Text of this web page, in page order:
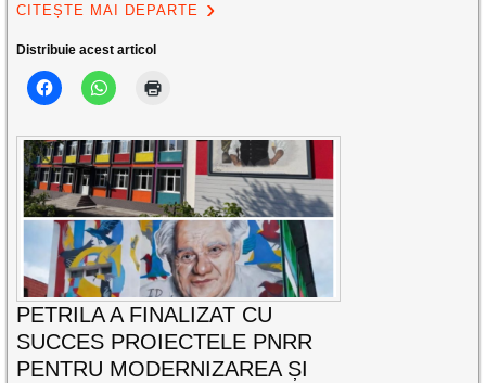
CITEȘTE MAI DEPARTE
Distribuie acest articol
PETRILA A FINALIZAT CU
SUCCES PROIECTELE PNRR
PENTRU MODERNIZAREA ȘI